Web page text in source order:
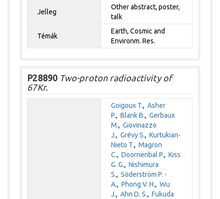
Jelleg
Other abstract, poster,
talk
Témák
Earth, Cosmic and
Environm. Res.
P28890 Two-proton radioactivity of
67Kr.
Goigoux T.,Asher
P.,Blank B.,Gerbaux
M.,Giovinazzo
J.,Grévy S.,Kurtukian-
Nieto T.,Magron
C.,Doornenbal P.,Kiss
G. G.,Nishimura
S.,Söderström P. -
A.,Phong V. H.,Wu
J.,Ahn D. S.,Fukuda